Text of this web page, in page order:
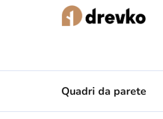
Quadri da parete